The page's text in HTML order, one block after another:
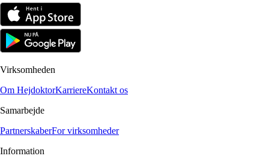
Virksomheden
Om HejdoktorKarriereKontakt os
Samarbejde
PartnerskaberFor virksomheder
Information